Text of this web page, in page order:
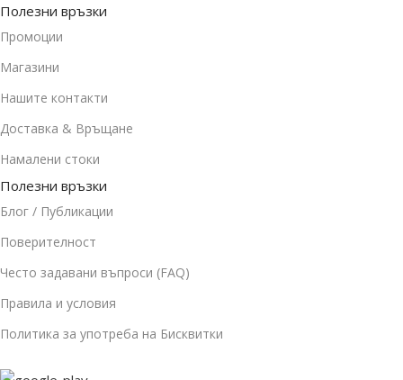
Полезни връзки
Промоции
Магазини
Нашите контакти
Доставка & Връщане
Намалени стоки
Полезни връзки
Блог / Публикации
Поверителност
Често задавани въпроси (FAQ)
Правила и условия
Политика за употреба на Бисквитки